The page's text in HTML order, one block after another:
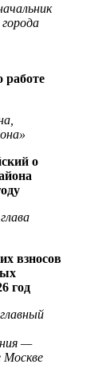
о
взносов
год
—
Москве